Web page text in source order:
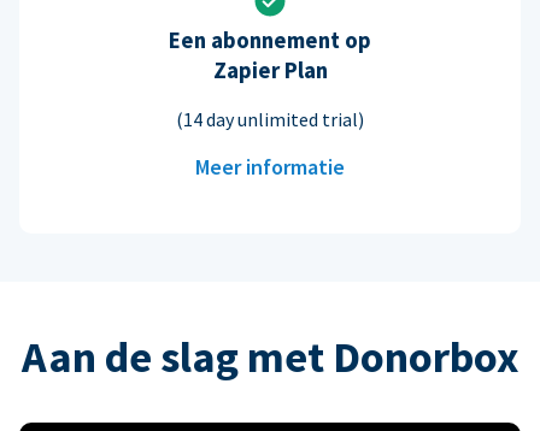
Een abonnement op
Zapier Plan
(14 day unlimited trial)
Meer informatie
Aan de slag met Donorbox